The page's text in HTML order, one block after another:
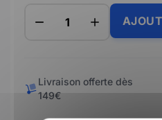
Livraison offerte dès
149€